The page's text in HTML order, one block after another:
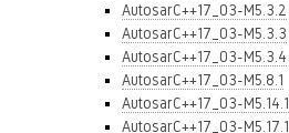
AutosarC++17_03-M5.3.2
AutosarC++17_03-M5.3.3
AutosarC++17_03-M5.3.4
AutosarC++17_03-M5.8.1
AutosarC++17_03-M5.14.1
AutosarC++17_03-M5.17.1